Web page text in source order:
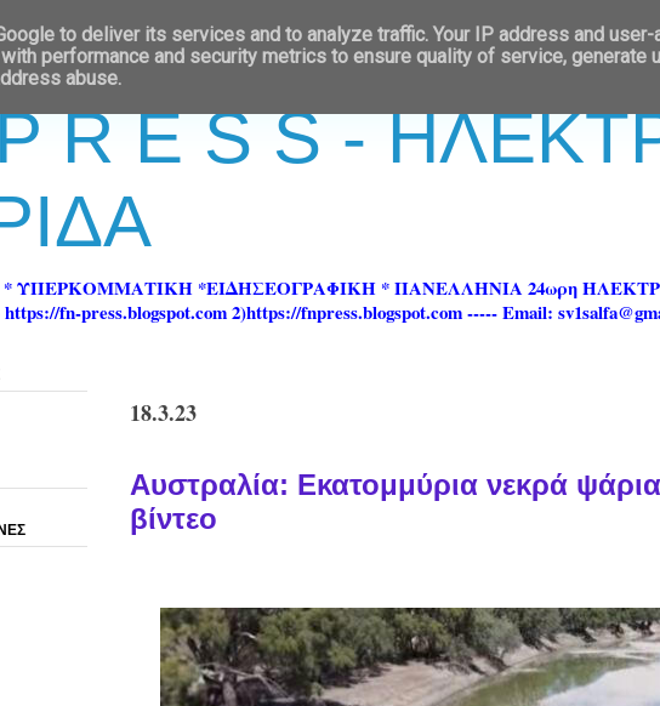
R E S S -
ΥΠΕΡΚΟΜΜΑΤΙΚΗ *ΕΙΔΗΣΕΟΓΡΑΦΙΚΗ * ΠΑΝΕΛΛΗΝΙΑ 24ωρη
fn-press.blogspot.com 2)https://fnpress.blogspot.com ----- Email:
18.3.23
Αυστραλία: Εκατομμύρια νεκρά
βίντεο
to deliver its services and to analyze traffic. Your IP address and user-
performance and security metrics to ensure quality of service, generate
abuse.